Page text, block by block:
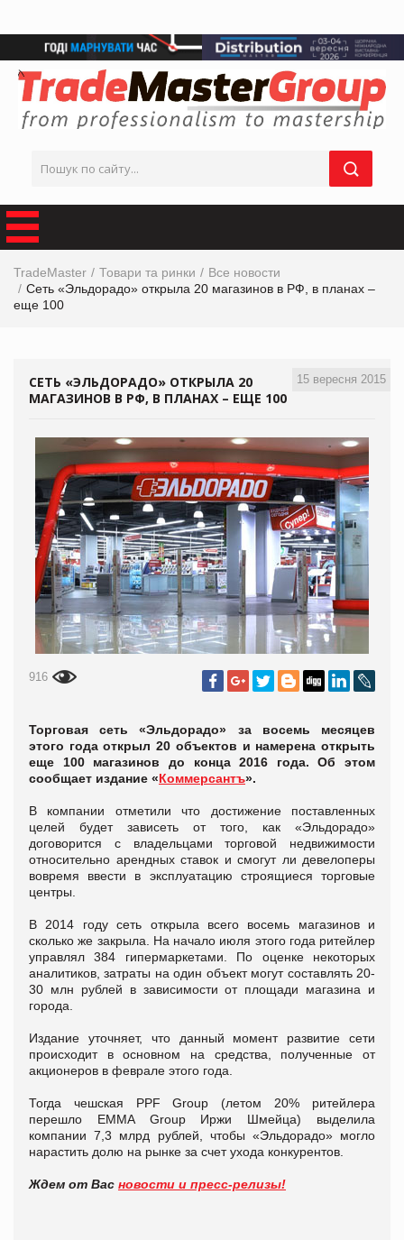
TradeMaster Товари та ринки
Все новости
Сеть «Эльдорадо» открыла 20 магазинов в РФ, в планах –
еще 100
15 вересня 2015
СЕТЬ «ЭЛЬДОРАДО» ОТКРЫЛА 20
МАГАЗИНОВ В РФ, В ПЛАНАХ – ЕЩЕ 100
916
Торговая сеть «Эльдорадо» за восемь месяцев
этого года открыл 20 объектов и намерена открыть
еще 100 магазинов до конца 2016 года. Об этом
сообщает издание «Коммерсантъ».
В компании отметили что достижение поставленных
целей будет зависеть от того, как «Эльдорадо»
договорится с владельцами торговой недвижимости
относительно арендных ставок и смогут ли девелоперы
вовремя ввести в эксплуатацию строящиеся торговые
центры.
В 2014 году сеть открыла всего восемь магазинов и
сколько же закрыла. На начало июля этого года ритейлер
управлял 384 гипермаркетами. По оценке некоторых
аналитиков, затраты на один объект могут составлять 20-
30 млн рублей в зависимости от площади магазина и
города.
Издание уточняет, что данный момент развитие сети
происходит в основном на средства, полученные от
акционеров в феврале этого года.
Тогда чешская PPF Group (летом 20% ритейлера
перешло EMMA Group Иржи Шмейца) выделила
компании 7,3 млрд рублей, чтобы «Эльдорадо» могло
нарастить долю на рынке за счет ухода конкурентов.
Ждем от Вас новости и пресс-релизы!